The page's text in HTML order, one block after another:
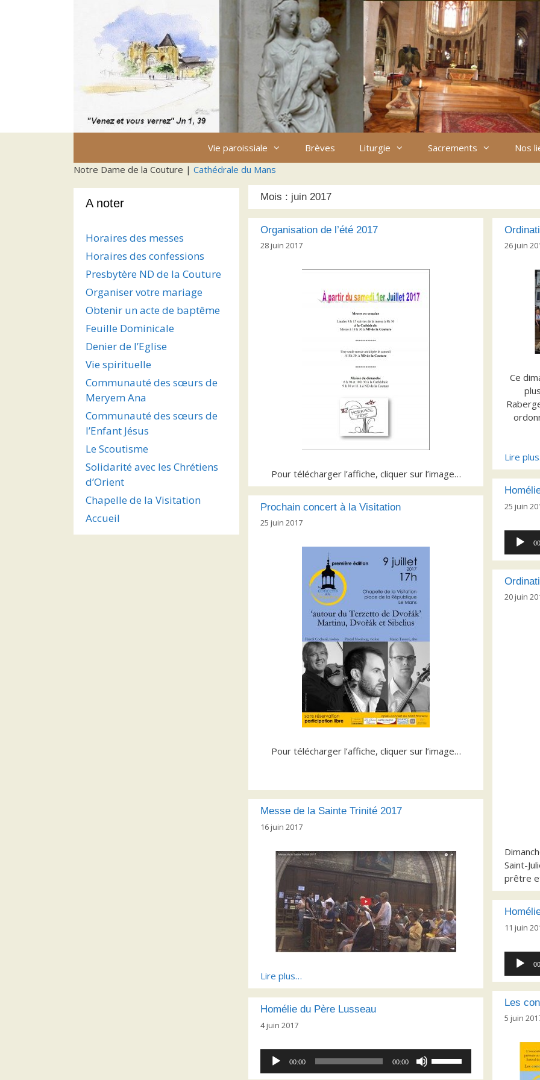
Vie paroissiale Brèves Liturgie Sacrements
Nos
Notre Dame de la Couture | Cathédrale du Mans
Mois : juin 2017
Organisation de l’été 2017
28 juin 2017
Pour télécharger l’affiche, cliquer sur l’image…
26 juin
Ce
Lire
25 juin
Lecteur
audio
Prochain concert à la Visitation
25 juin 2017
Pour télécharger l’affiche, cliquer sur l’image…
20 juin
Saint-
prêtre
Messe de la Sainte Trinité 2017
16 juin 2017
Lire plus…
11 juin
Lecteur
audio
Les
5 juin
Homélie du Père Lusseau
4 juin 2017
Lecteur
audio
00:00 00:00
A noter
Horaires des messes
Horaires des confessions
Presbytère ND de la Couture
Organiser votre mariage
Obtenir un acte de baptême
Feuille Dominicale
Denier de l’Eglise
Vie spirituelle
Communauté des sœurs de
Meryem Ana
Communauté des sœurs de
l’Enfant Jésus
Le Scoutisme
Solidarité avec les Chrétiens
d’Orient
Chapelle de la Visitation
Accueil